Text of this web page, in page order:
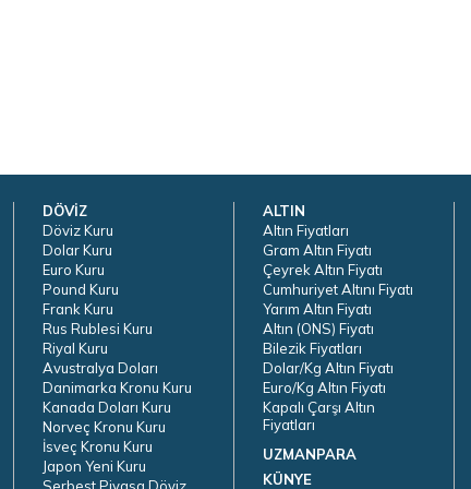
DÖVİZ
Döviz Kuru
Dolar Kuru
Euro Kuru
Pound Kuru
Frank Kuru
Rus Rublesi Kuru
Riyal Kuru
Avustralya Doları
Danimarka Kronu Kuru
Kanada Doları Kuru
Norveç Kronu Kuru
İsveç Kronu Kuru
Japon Yeni Kuru
Serbest Piyasa Döviz
ALTIN
Altın Fiyatları
Gram Altın Fiyatı
Çeyrek Altın Fiyatı
Cumhuriyet Altını Fiyatı
Yarım Altın Fiyatı
Altın (ONS) Fiyatı
Bilezik Fiyatları
Dolar/Kg Altın Fiyatı
Euro/Kg Altın Fiyatı
Kapalı Çarşı Altın
Fiyatları
UZMANPARA
KÜNYE